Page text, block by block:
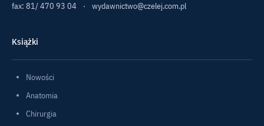
fax: 81/ 470 93 04
· wydawnictwo@czelej.com.pl
Książki
Nowości
Anatomia
Chirurgia